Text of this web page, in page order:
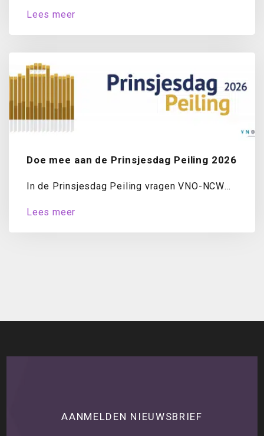
Lees meer
Doe mee aan de Prinsjesdag Peiling 2026
In de Prinsjesdag Peiling vragen VNO-NCW
Lees meer
AANMELDEN NIEUWSBRIEF